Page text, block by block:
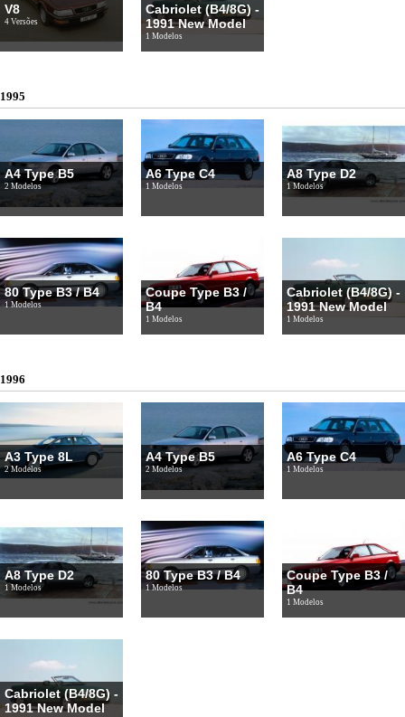
V8
4 Versões
Cabriolet (B4/8G) -
1991 New Model
1 Modelos
1995
A4 Type B5
2 Modelos
A6 Type C4
1 Modelos
A8 Type D2
1 Modelos
80 Type B3 / B4
1 Modelos
Coupe Type B3 /
B4
1 Modelos
Cabriolet (B4/8G) -
1991 New Model
1 Modelos
1996
A3 Type 8L
2 Modelos
A4 Type B5
2 Modelos
A6 Type C4
1 Modelos
A8 Type D2
1 Modelos
80 Type B3 / B4
1 Modelos
Coupe Type B3 /
B4
1 Modelos
Cabriolet (B4/8G) -
1991 New Model